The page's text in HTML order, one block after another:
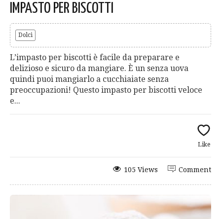
IMPASTO PER BISCOTTI
Dolci
L’impasto per biscotti è facile da preparare e
delizioso e sicuro da mangiare. È un senza uova
quindi puoi mangiarlo a cucchiaiate senza
preoccupazioni! Questo impasto per biscotti veloce
e...
Like
Comment
105 Views